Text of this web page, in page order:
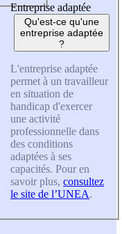
Entreprise adaptée
Qu'est-ce qu'une
entreprise adaptée
?
L'entreprise adaptée
permet à un travailleur
en situation de
handicap d'exercer
une activité
professionnelle dans
des conditions
adaptées à ses
capacités. Pour en
savoir plus, consultez
le site de l’UNEA.